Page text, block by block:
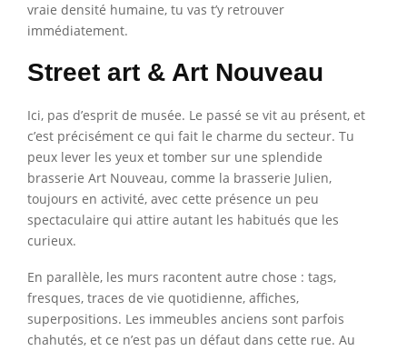
vraie densité humaine, tu vas t’y retrouver
immédiatement.
Street art & Art Nouveau
Ici, pas d’esprit de musée. Le passé se vit au présent, et
c’est précisément ce qui fait le charme du secteur. Tu
peux lever les yeux et tomber sur une splendide
brasserie Art Nouveau, comme la brasserie Julien,
toujours en activité, avec cette présence un peu
spectaculaire qui attire autant les habitués que les
curieux.
En parallèle, les murs racontent autre chose : tags,
fresques, traces de vie quotidienne, affiches,
superpositions. Les immeubles anciens sont parfois
chahutés, et ce n’est pas un défaut dans cette rue. Au